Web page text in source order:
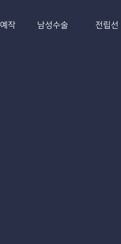
작 남성수술 전립선